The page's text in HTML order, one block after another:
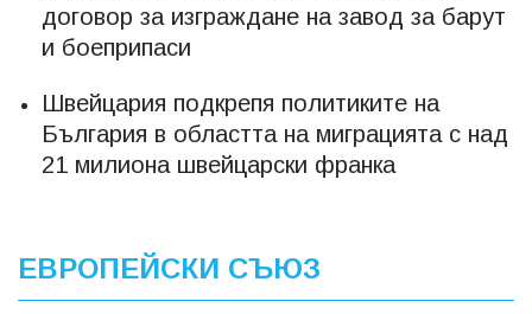
договор за изграждане на завод за барут
и боеприпаси
Швейцария подкрепя политиките на
България в областта на миграцията с над
21 милиона швейцарски франка
ЕВРОПЕЙСКИ СЪЮЗ